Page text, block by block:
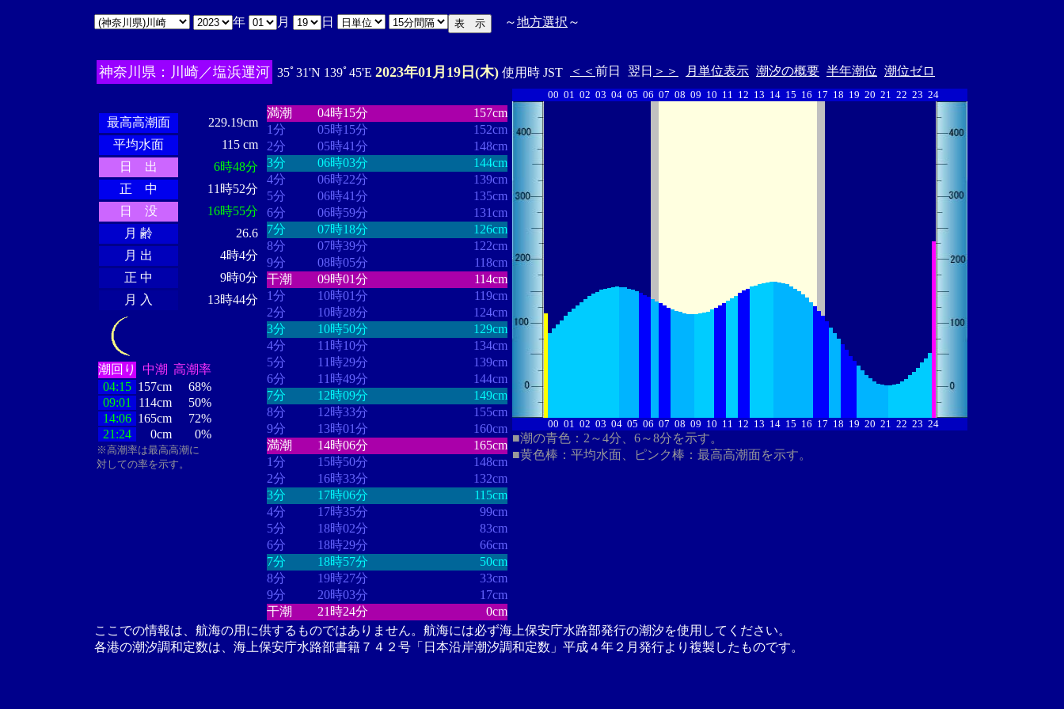
年 月 日 ～地方選択 ～
神奈川県：川崎／塩浜運河 35ﾟ31'N 139ﾟ45'E 2023年01月19日(木) 使用時 JST ＜＜ 前日 翌日 ＞＞ 月単位表示 潮汐の概要 半年潮位 潮位ゼロ
最高高潮面
229.19cm
平均水面
115 cm
日 出
6時48分
正 中
11時52分
日 没
16時55分
月 齢
26.6
月 出
4時4分
正 中
9時0分
月 入
13時44分
潮回り 中潮 高潮率
04:15 157cm
68%
09:01
114cm
50%
14:06 165cm
72%
21:24
0cm 0%
※高潮率は最高高潮に
対しての率を示す。
満潮
04時15分
157cm
1分
05時15分
152cm
2分
05時41分
148cm
3分
06時03分
144cm
4分
06時22分
139cm
5分
06時41分
135cm
6分
06時59分
131cm
7分
07時18分
126cm
8分
07時39分
122cm
9分
08時05分
118cm
干潮
09時01分
114cm
1分
10時01分
119cm
2分
10時28分
124cm
3分
10時50分
129cm
4分
11時10分
134cm
5分
11時29分
139cm
6分
11時49分
144cm
7分
12時09分
149cm
8分
12時33分
155cm
9分
13時01分
160cm
満潮
14時06分
165cm
1分
15時50分
148cm
2分
16時33分
132cm
3分
17時06分
115cm
4分
17時35分
99cm
5分
18時02分
83cm
6分
18時29分
66cm
7分
18時57分
50cm
8分
19時27分
33cm
9分
20時03分
17cm
干潮
21時24分 0cm
00 01 02 03 04 05 06 07 08 09 10 11 12 13 14 15 16 17 18 19 20 21 22 23 24
00 01 02 03 04 05 06 07 08 09 10 11 12 13 14 15 16 17 18 19 20 21 22 23 24
■潮の青色：2～4分、6～8分を示す。
■黄色棒：平均水面、ピンク棒：最高高潮面を示す。
ここでの情報は、航海の用に供するものではありません。航海には必ず海上保安庁水路部発行の潮汐を使用してください。
各港の潮汐調和定数は、海上保安庁水路部書籍７４２号「日本沿岸潮汐調和定数」平成４年２月発行より複製したものです。